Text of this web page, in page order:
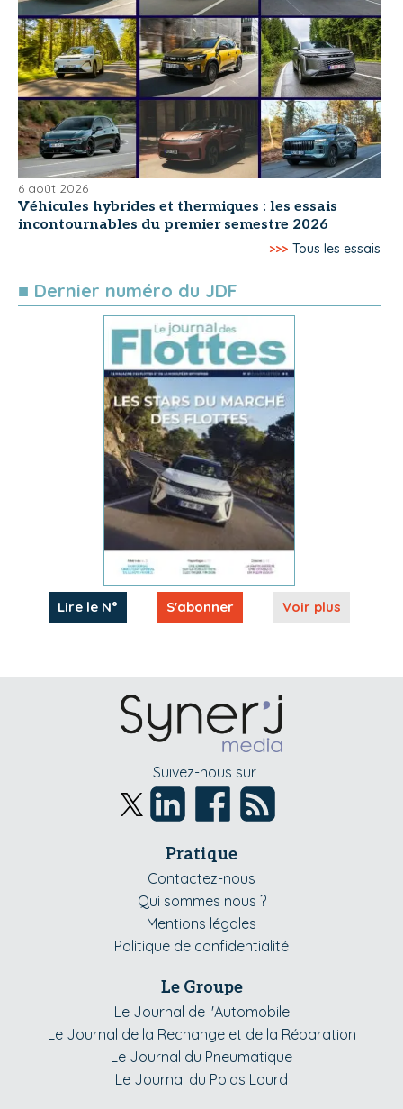
6 août 2026
Véhicules hybrides et thermiques : les essais
incontournables du premier semestre 2026
>>> Tous les essais
■ Dernier numéro du JDF
Lire le N° S'abonner Voir plus
Suivez-nous sur
Pratique
Contactez-nous
Qui sommes nous ?
Mentions légales
Politique de confidentialité
Le Groupe
Le Journal de l'Automobile
Le Journal de la Rechange et de la Réparation
Le Journal du Pneumatique
Le Journal du Poids Lourd